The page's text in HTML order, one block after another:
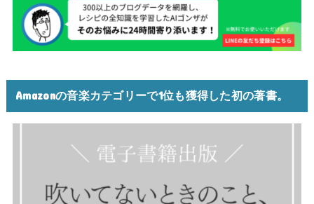
Amazonの音楽カテゴリーで1位も獲得した初の著書。